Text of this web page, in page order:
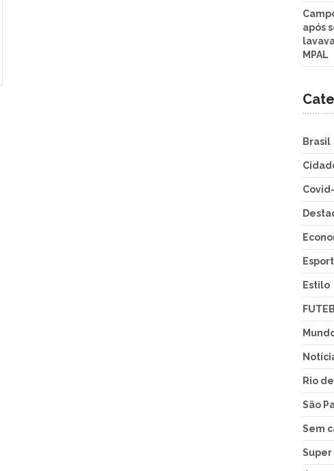
após
MPAL
Brasil
Estilo
Rio
São
Sem
Super